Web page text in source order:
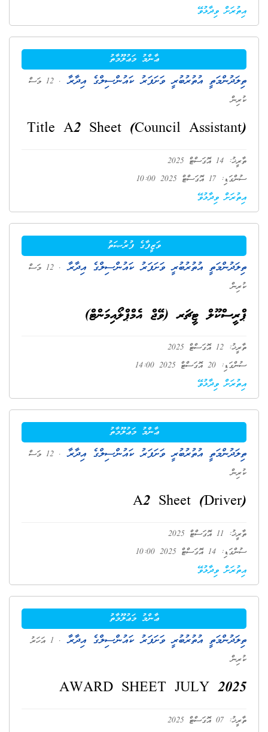
އިތުރަށް ވިދާޅުވޭ
ޢާންމު މަޢުލޫމާތު
ތިލަދުންމަތީ އުތުރުބުރީ ވަށަފަރު ކައުންސިލްގެ އިދާރާ
. 12 މަސް
ކުރިން
Title A2 Sheet (Council Assistant)
ތާރީޚު: 14 އޮގަސްޓް 2025
ސުންގަޑި: 17 އޮގަސްޓް 2025 10:00
އިތުރަށް ވިދާޅުވޭ
ވަޒީފާގެ ފުރުޞަތު
ތިލަދުންމަތީ އުތުރުބުރީ ވަށަފަރު ކައުންސިލްގެ އިދާރާ
. 12 މަސް
ކުރިން
ޕްރީސްކޫލް ޓީޗަރ (ވޭޖް އެމްޕްލޯއިމަންޓް)
ތާރީޚު: 12 އޮގަސްޓް 2025
ސުންގަޑި: 20 އޮގަސްޓް 2025 14:00
އިތުރަށް ވިދާޅުވޭ
ޢާންމު މަޢުލޫމާތު
ތިލަދުންމަތީ އުތުރުބުރީ ވަށަފަރު ކައުންސިލްގެ އިދާރާ
. 12 މަސް
ކުރިން
A2 Sheet (Driver)
ތާރީޚު: 11 އޮގަސްޓް 2025
ސުންގަޑި: 14 އޮގަސްޓް 2025 10:00
އިތުރަށް ވިދާޅުވޭ
ޢާންމު މަޢުލޫމާތު
ތިލަދުންމަތީ އުތުރުބުރީ ވަށަފަރު ކައުންސިލްގެ އިދާރާ
. 1 އަހަރު
ކުރިން
AWARD SHEET JULY 2025
ތާރީޚު: 07 އޮގަސްޓް 2025